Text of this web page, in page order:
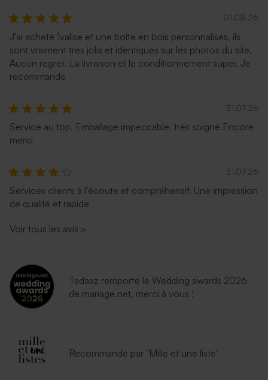
01.08.26
J'ai acheté 1valise et une boîte en bois personnalisés, ils
sont vraiment très jolis et identiques sur les photos du site.
Aucun regret. La livraison et le conditionnement super. Je
recommande
31.07.26
Service au top. Emballage impeccable, très soigné Encore
merci
31.07.26
Services clients à l’écoute et compréhensif. Une impression
de qualité et rapide
Voir tous les avis >
Tadaaz remporte le Wedding awards 2026
de mariage.net, merci à vous !
Recommandé par "Mille et une liste"